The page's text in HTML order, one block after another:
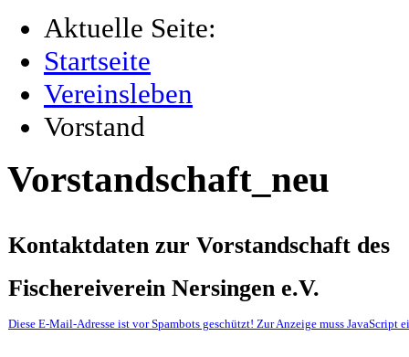
Aktuelle Seite:
Startseite
Vereinsleben
Vorstand
Vorstandschaft_neu
Kontaktdaten zur Vorstandschaft des
Fischereiverein Nersingen e.V.
Diese E-Mail-Adresse ist vor Spambots geschützt! Zur Anzeige muss JavaScript